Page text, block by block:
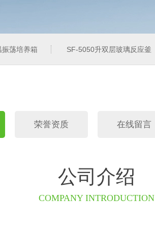
荡培养箱 SF-5050升双层玻璃反应釜
荣誉资质 在线留言
公司介绍
COMPANY INTRODUCTION